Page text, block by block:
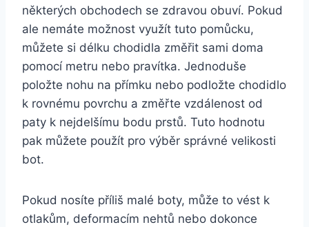
některých obchodech se zdravou obuví. Pokud
ale nemáte možnost využít tuto pomůcku,
můžete si délku chodidla změřit sami doma
pomocí metru nebo pravítka. Jednoduše
položte nohu na přímku nebo podložte chodidlo
k rovnému povrchu a změřte vzdálenost od
paty k nejdelšímu bodu prstů. Tuto hodnotu
pak můžete použít pro výběr správné velikosti
bot.
Pokud nosíte příliš malé boty, může to vést k
otlakům, deformacím nehtů nebo dokonce